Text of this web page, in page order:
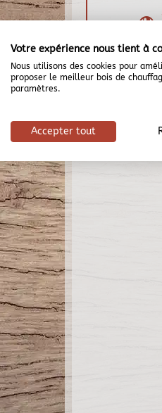
Votre expérience nous tient à
Nous utilisons des cookies pour
proposer le meilleur bois de
paramètres.
Accepter tout